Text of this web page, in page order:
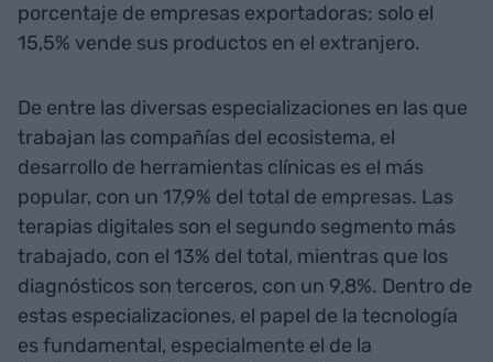
porcentaje de empresas exportadoras: solo el
15,5% vende sus productos en el extranjero.
De entre las diversas especializaciones en las que
trabajan las compañías del ecosistema, el
desarrollo de herramientas clínicas es el más
popular, con un 17,9% del total de empresas. Las
terapias digitales son el segundo segmento más
trabajado, con el 13% del total, mientras que los
diagnósticos son terceros, con un 9,8%. Dentro de
estas especializaciones, el papel de la tecnología
es fundamental, especialmente el de la